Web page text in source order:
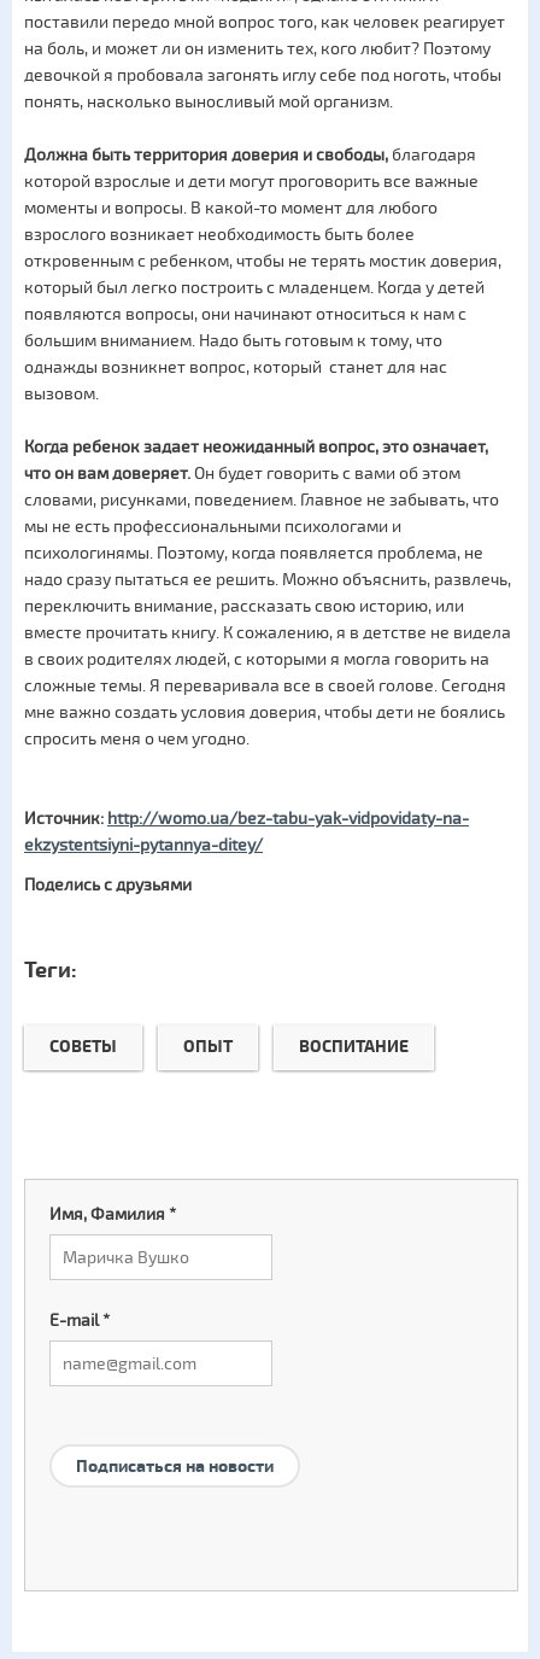
поставили передо мной вопрос того, как человек реагирует
на боль, и может ли он изменить тех, кого любит? Поэтому
девочкой я пробовала загонять иглу себе под ноготь, чтобы
понять, насколько выносливый мой организм.
Должна быть территория доверия и свободы, благодаря
которой взрослые и дети могут проговорить все важные
моменты и вопросы. В какой-то момент для любого
взрослого возникает необходимость быть более
откровенным с ребенком, чтобы не терять мостик доверия,
который был легко построить с младенцем. Когда у детей
появляются вопросы, они начинают относиться к нам с
большим вниманием. Надо быть готовым к тому, что
однажды возникнет вопрос, который станет для нас
вызовом.
Когда ребенок задает неожиданный вопрос, это означает,
что он вам доверяет.Он будет говорить с вами об этом
словами, рисунками, поведением. Главное не забывать, что
мы не есть профессиональными психологами и
психологинямы. Поэтому, когда появляется проблема, не
надо сразу пытаться ее решить. Можно объяснить, развлечь,
переключить внимание, рассказать свою историю, или
вместе прочитать книгу. К сожалению, я в детстве не видела
в своих родителях людей, с которыми я могла говорить на
сложные темы. Я переваривала все в своей голове. Сегодня
мне важно создать условия доверия, чтобы дети не боялись
спросить меня о чем угодно.
Источник: http://womo.ua/bez-tabu-yak-vidpovidaty-na-
ekzystentsiyni-pytannya-ditey/
Поделись с друзьями
Теги:
СОВЕТЫ ОПЫТ ВОСПИТАНИЕ
Имя, Фамилия *
E-mail*
Подписаться на новости